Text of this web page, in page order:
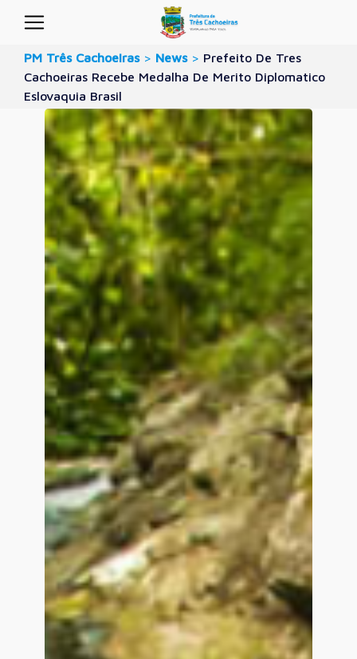
PM Três Cachoeiras > News > Prefeito De Tres
Cachoeiras Recebe Medalha De Merito Diplomatico
Eslovaquia Brasil